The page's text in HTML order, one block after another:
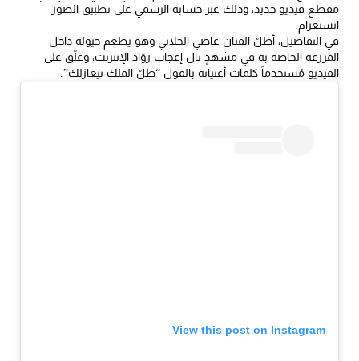
مقطع فيديو جديد، وذلك عبر حسابه الرسمي على تطبيق الصور
انستغرام.
في التفاصيل، أطلّ الفنان عاصي الحلاني وهو يطعم خيوله داخل
المزرعة الخاصة به في مشهدٍ نال إعجاب روّاد الإنترنت، وعلّق على
الفيديو مُستخدماً كلمات أغنياته بالقول “طلّ الملك تيغازلك”.
View this post on Instagram